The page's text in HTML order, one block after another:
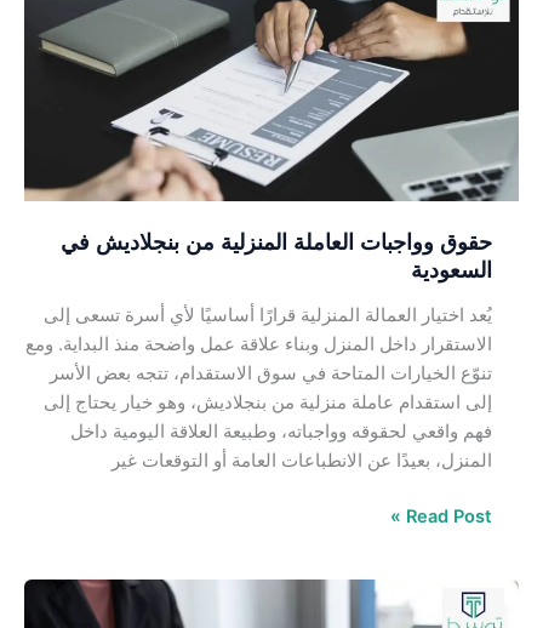
حقوق وواجبات العاملة المنزلية من بنجلاديش في
السعودية
يُعد اختيار العمالة المنزلية قرارًا أساسيًا لأي أسرة تسعى إلى
الاستقرار داخل المنزل وبناء علاقة عمل واضحة منذ البداية. ومع
تنوّع الخيارات المتاحة في سوق الاستقدام، تتجه بعض الأسر
إلى استقدام عاملة منزلية من بنجلاديش، وهو خيار يحتاج إلى
فهم واقعي لحقوقه وواجباته، وطبيعة العلاقة اليومية داخل
المنزل، بعيدًا عن الانطباعات العامة أو التوقعات غير
العاملة
المنزلية
في
Read Post »
حقوق
وواجبات